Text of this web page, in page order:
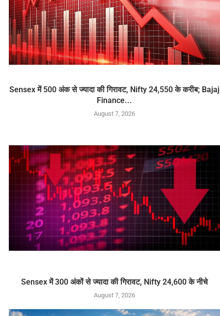
Sensex में 500 अंक से ज्यादा की गिरावट, Nifty 24,550 के करीब; Bajaj
Finance...
August 7, 2026
Sensex में 300 अंकों से ज्यादा की गिरावट, Nifty 24,600 के नीचे
August 7, 2026